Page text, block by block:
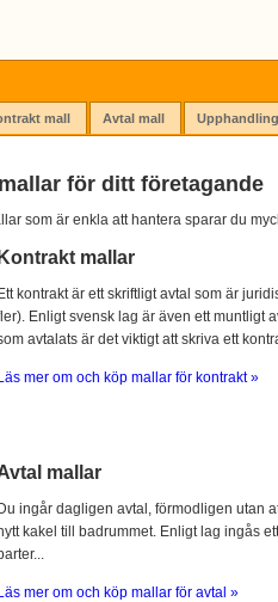
mall Avtal mall
för ditt företagande
som är enkla att hantera sparar du
Kontrakt mallar
Ett kontrakt är ett skriftligt avtal som är
Enligt svensk lag är även ett muntligt
avtalats är det viktigt att skriva ett
mer om och köp mallar för kontrakt »
mallar
Du ingår dagligen avtal, förmodligen utan
kakel till badrummet. Enligt lag ingås
mer om och köp mallar för avtal »